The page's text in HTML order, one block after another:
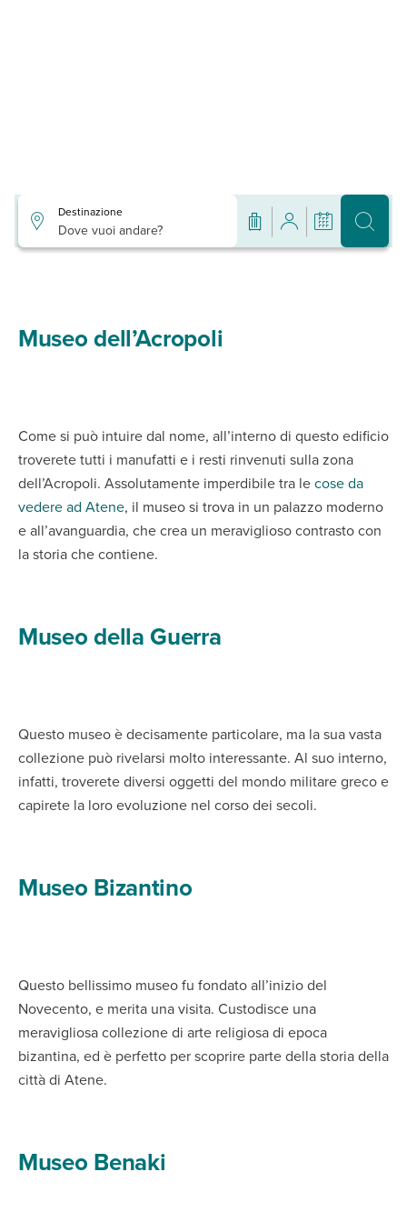
Destinazione
Dove vuoi andare?
Museo dell’Acropoli
Come si può intuire dal nome, all’interno di questo edificio
troverete tutti i manufatti e i resti rinvenuti sulla zona
dell’Acropoli. Assolutamente imperdibile tra lecose da
vedere ad Atene, il museo si trova in un palazzo moderno
e all’avanguardia, che crea un meraviglioso contrasto con
la storia che contiene.
Museo della Guerra
Questo museo è decisamente particolare, ma la sua vasta
collezione può rivelarsi molto interessante. Al suo interno,
infatti, troverete diversi oggetti del mondo militare greco e
capirete la loro evoluzione nel corso dei secoli.
Museo Bizantino
Questo bellissimo museo fu fondato all’inizio del
Novecento, e merita una visita. Custodisce una
meravigliosa collezione di arte religiosa di epoca
bizantina, ed è perfetto per scoprire parte della storia della
città di Atene.
Museo Benaki